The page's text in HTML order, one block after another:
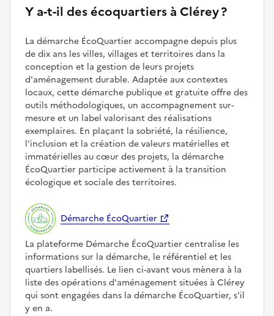
Y a-t-il des écoquartiers à Clérey ?
La démarche ÉcoQuartier accompagne depuis plus
de dix ans les villes, villages et territoires dans la
conception et la gestion de leurs projets
d'aménagement durable. Adaptée aux contextes
locaux, cette démarche publique et gratuite offre des
outils méthodologiques, un accompagnement sur-
mesure et un label valorisant des réalisations
exemplaires. En plaçant la sobriété, la résilience,
l'inclusion et la création de valeurs matérielles et
immatérielles au cœur des projets, la démarche
ÉcoQuartier participe activement à la transition
écologique et sociale des territoires.
Démarche ÉcoQuartier
La plateforme Démarche ÉcoQuartier centralise les
informations sur la démarche, le référentiel et les
quartiers labellisés. Le lien ci-avant vous mènera à la
liste des opérations d'aménagement situées à Clérey
qui sont engagées dans la démarche ÉcoQuartier, s'il
y en a.